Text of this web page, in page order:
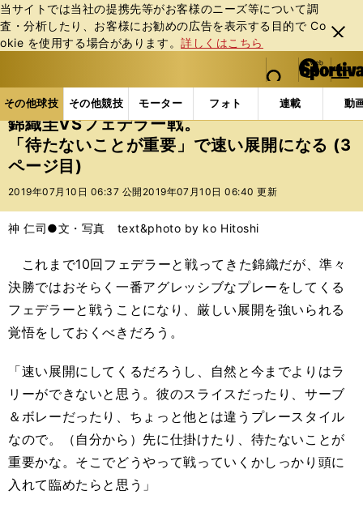
当サイトでは当社の提携先等がお客様のニーズ等について調
査・分析したり、お客様にお勧めの広告を表⽰する⽬的で Co
okie を使⽤する場合があります。詳しくはこちら
閉じ
る
web Sportiva (webスポルティーバ)
検索
マイペ
ー
ジ
メニュ
その他球技 その他競技 モーター フォト 連載 動
ス
ポ
ル
テ
ー
バ
その他球技の記事一覧 テニス 錦織圭VSフェデラー
錦織圭VSフェデラー戦。
「待たないことが重要」で速い展開になる (3
ページ目)
2019年07月10日 06:37 公開 2019年07月10日 06:40 更新
神 仁司●文・写真 text&photo by ko Hitoshi
これまで10回フェデラーと戦ってきた錦織だが、準々
決勝ではおそらく一番アグレッシブなプレーをしてくる
フェデラーと戦うことになり、厳しい展開を強いられる
覚悟をしておくべきだろう。
「速い展開にしてくるだろうし、自然と今までよりはラ
リーができないと思う。彼のスライスだったり、サーブ
＆ボレーだったり、ちょっと他とは違うプレースタイル
なので。（自分から）先に仕掛けたり、待たないことが
重要かな。そこでどうやって戦っていくかしっかり頭に
入れて臨めたらと思う」